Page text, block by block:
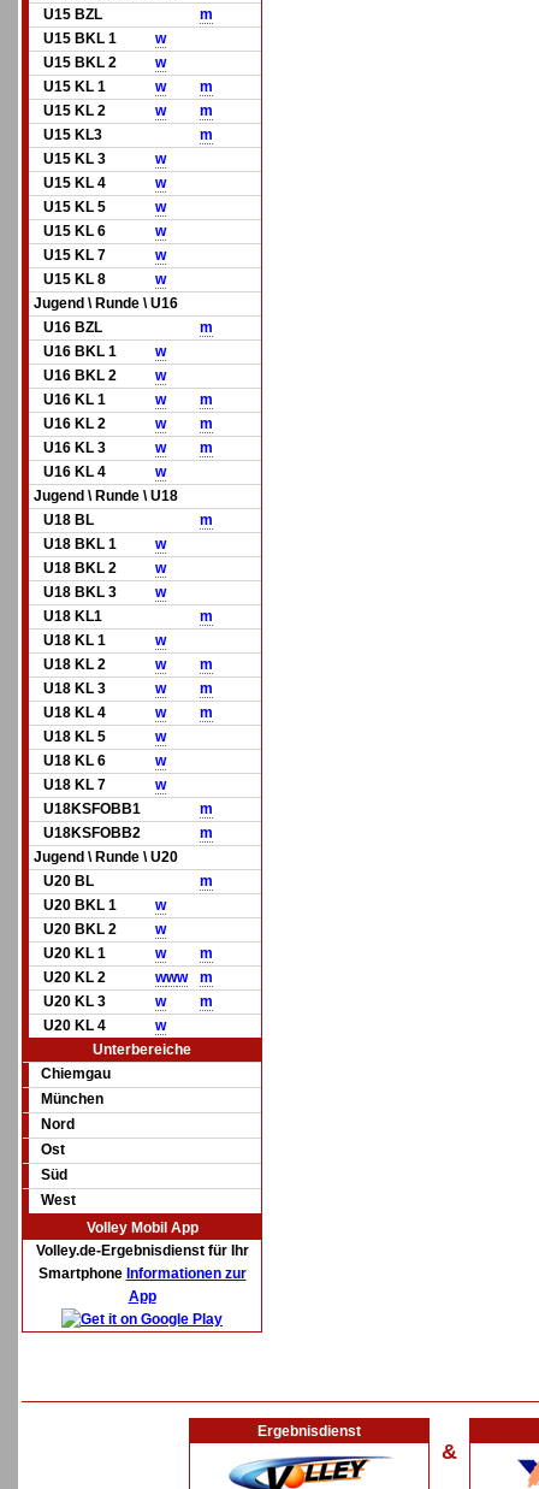
U15 BZL
m
U15 BKL 1
w
U15 BKL 2
w
U15 KL 1
w
m
U15 KL 2
w
m
U15 KL3
m
U15 KL 3
w
U15 KL 4
w
U15 KL 5
w
U15 KL 6
w
U15 KL 7
w
U15 KL 8
w
Jugend \ Runde \ U16
U16 BZL
m
U16 BKL 1
w
U16 BKL 2
w
U16 KL 1
w
m
U16 KL 2
w
m
U16 KL 3
w
m
U16 KL 4
w
Jugend \ Runde \ U18
U18 BL
m
U18 BKL 1
w
U18 BKL 2
w
U18 BKL 3
w
U18 KL1
m
U18 KL 1
w
U18 KL 2
w
m
U18 KL 3
w
m
U18 KL 4
w
m
U18 KL 5
w
U18 KL 6
w
U18 KL 7
w
U18KSFOBB1
m
U18KSFOBB2
m
Jugend \ Runde \ U20
U20 BL
m
U20 BKL 1
w
U20 BKL 2
w
U20 KL 1
w
m
U20 KL 2
www
m
U20 KL 3
w
m
U20 KL 4
w
Unterbereiche
Chiemgau
München
Nord
Ost
Süd
West
Volley Mobil App
Volley.de-Ergebnisdienst für Ihr
Smartphone Informationen zur
App
Ergebnisdienst
&